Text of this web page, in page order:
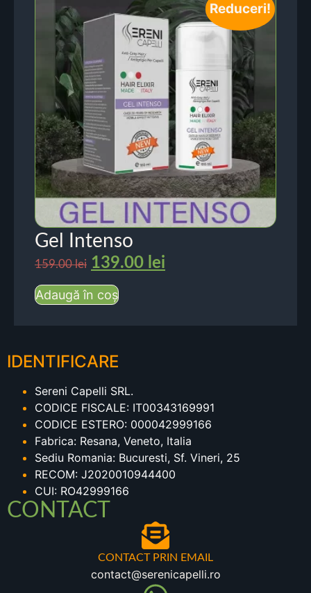
Reduceri!
Gel Intenso
159.00lei 139.00 lei
Adaugă în coș
IDENTIFICARE
Sereni Capelli SRL.
CODICE FISCALE: IT00343169991
CODICE ESTERO: 000042999166
Fabrica: Resana, Veneto, Italia
Sediu Romania: Bucuresti, Sf. Vineri, 25
RECOM: J2020010944400
CUI: RO42999166
CONTACT
CONTACT PRIN EMAIL
contact@serenicapelli.ro